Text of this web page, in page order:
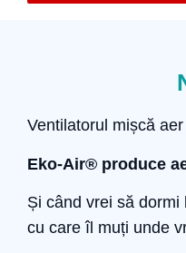
Ventilatorul mișcă
Eko-Air® produce
Și când vrei să
cu care îl muți unde